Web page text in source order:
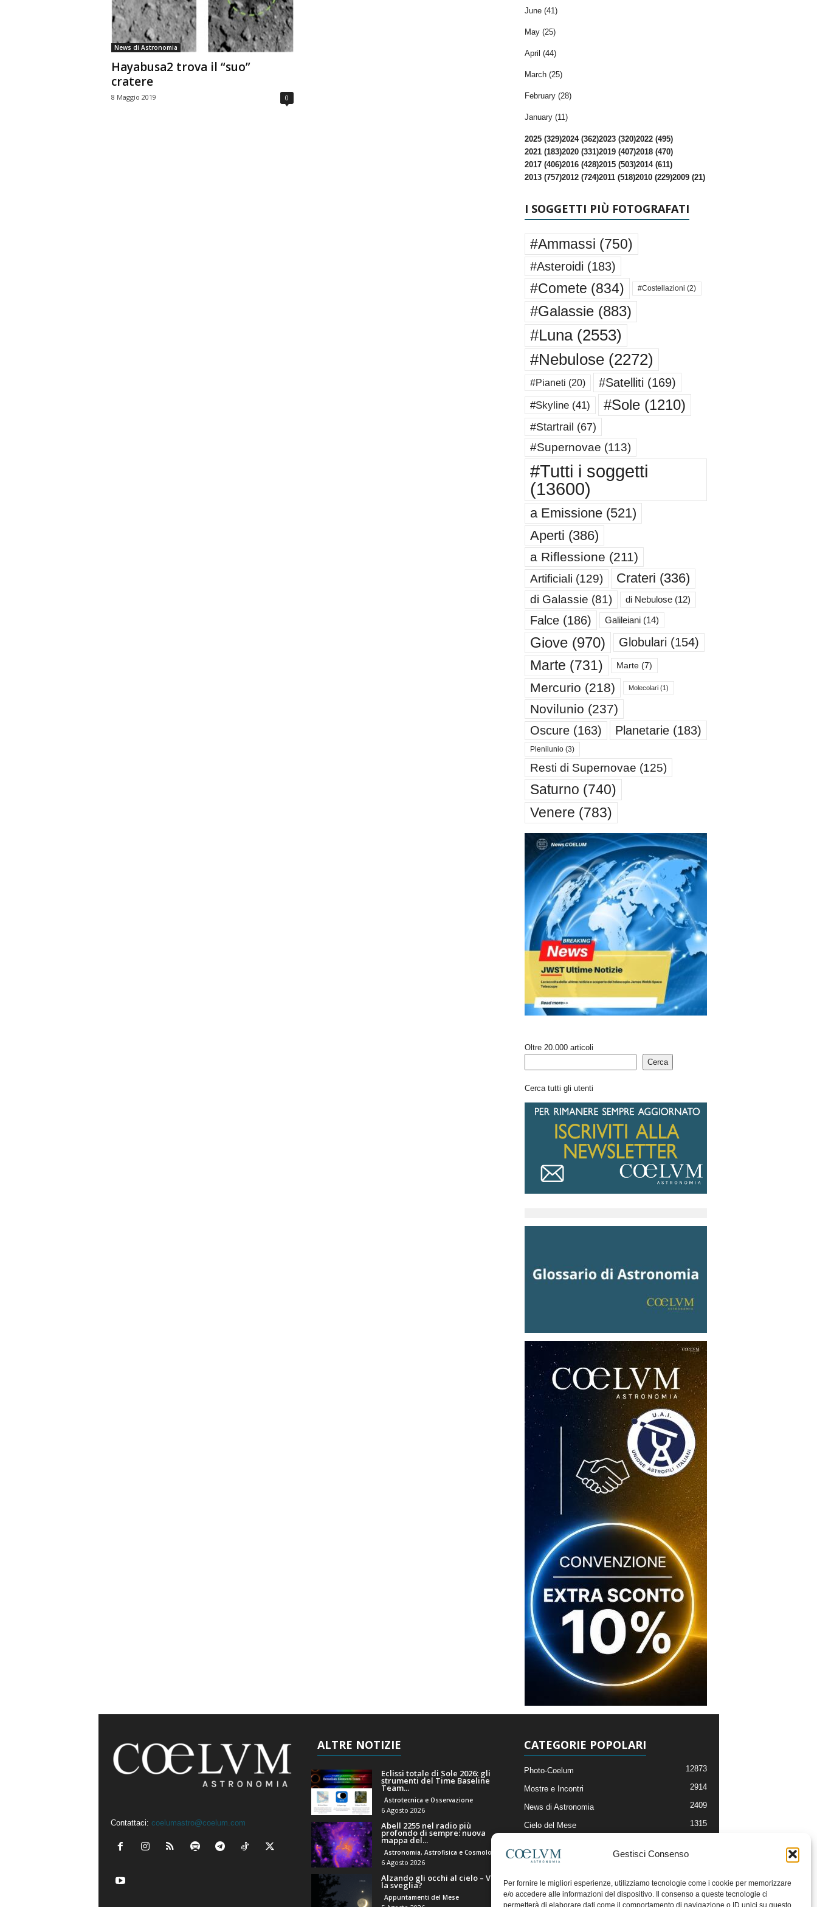
Gestisci Consenso
Per fornire le migliori esperienze, utilizziamo tecnologie come i cookie per memorizzare
e/o accedere alle informazioni del dispositivo. Il consenso a queste tecnologie ci
permetterà di elaborare dati come il comportamento di navigazione o ID unici su questo
n
o
m
i
a
News di Astronomia
Hayabusa2 trova il “suo”
cratere
8 Maggio 2019 0
June (41)
May (25)
April (44)
March (25)
February (28)
January (11)
2025 (329)2024 (362)2023 (320)2022 (495)
2021 (183)2020 (331)2019 (407)2018 (470)
2017 (406)2016 (428)2015 (503)2014 (611)
2013 (757)2012 (724)2011 (518)2010 (229)2009 (21)
I SOGGETTI PIÙ FOTOGRAFATI
#Ammassi (750)
#Asteroidi (183)
#Comete (834) #Costellazioni (2)
#Galassie(883)
#Luna(2553)
#Nebulose(2272)
#Pianeti (20) #Satelliti (169)
#Skyline(41) #Sole(1210)
#Startrail (67)
#Supernovae (113)
#Tutti i soggetti
(13600)
a Emissione(521)
Aperti (386)
a Riflessione (211)
Artificiali (129) Crateri (336)
di Galassie (81) di Nebulose(12)
Falce(186) Galileiani(14)
Giove(970) Globulari (154)
Marte (731) Marte(7)
Mercurio (218) Molecolari(1)
Novilunio (237)
Oscure(163) Planetarie(183)
Plenilunio(3)
Resti di Supernovae (125)
Saturno (740)
Venere (783)
Oltre 20.000 articoli
Cerca
Cerca tutti gli utenti
Contattaci: coelumastro@coelum.com
ALTRE NOTIZIE
Eclissi totale di Sole 2026: gli
strumenti del Time Baseline
Team...
Astrotecnica e Osservazione
6 Agosto 2026
Abell 2255 nel radio più
profondo di sempre: nuova
mappa del...
Astronomia, Astrofisica e Cosmologia
6 Agosto 2026
Alzando gli occhi al cielo – Vale
la sveglia?
Appuntamenti del Mese
CATEGORIE POPOLARI
Photo-Coelum 12873
Mostre e Incontri 2914
News di Astronomia 2409
Cielo del Mese 1315
Articoli e Risorse On-Line
Il Blog della Redazione